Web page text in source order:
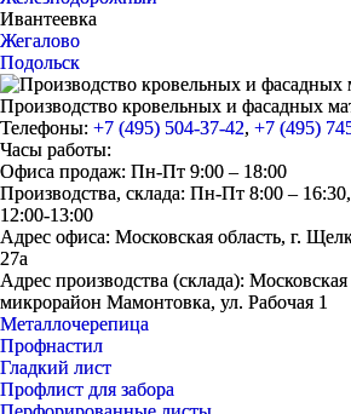
Ивантеевка
Жегалово
Подольск
Производство кровельных и фасадных
Телефоны: +7 (495) 504-37-42, +7 (495)
Часы работы:
Офиса продаж: Пн-Пт 9:00 – 18:00
Производства, склада: Пн-Пт 8:00 –
12:00-13:00
Адрес офиса: Московская область, г.
27а
Адрес производства (склада):
микрорайон Мамонтовка, ул. Рабочая 1
Металлочерепица
Профнастил
Гладкий лист
Профлист для забора